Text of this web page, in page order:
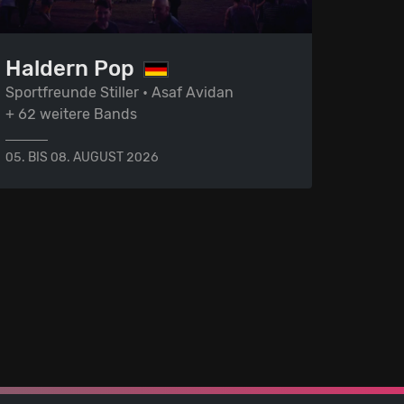
Haldern Pop
Sportfreunde Stiller • Asaf Avidan
+ 62 weitere Bands
05. BIS 08. AUGUST 2026